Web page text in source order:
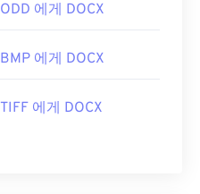
ODD 에게 DOCX
BMP 에게 DOCX
TIFF 에게 DOCX